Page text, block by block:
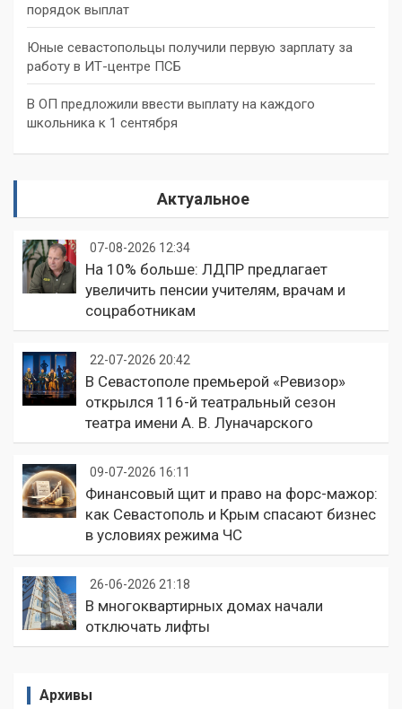
порядок выплат
Юные севастопольцы получили первую зарплату за
работу в ИТ-центре ПСБ
В ОП предложили ввести выплату на каждого
школьника к 1 сентября
Актуальное
07-08-2026 12:34
На 10% больше: ЛДПР предлагает
увеличить пенсии учителям, врачам и
соцработникам
22-07-2026 20:42
В Севастополе премьерой «Ревизор»
открылся 116-й театральный сезон
театра имени А. В. Луначарского
09-07-2026 16:11
Финансовый щит и право на форс-мажор:
как Севастополь и Крым спасают бизнес
в условиях режима ЧС
26-06-2026 21:18
В многоквартирных домах начали
отключать лифты
Архивы